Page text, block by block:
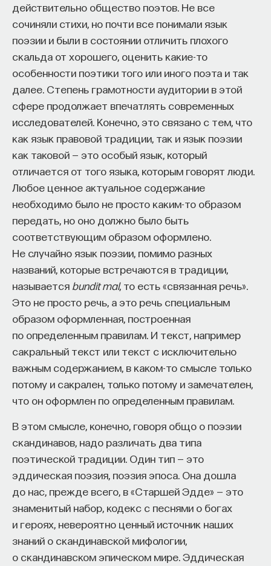
действительно общество поэтов. Не все
сочиняли стихи, но почти все понимали язык
поэзии и были в состоянии отличить плохого
скальда от хорошего, оценить какие-то
особенности поэтики того или иного поэта и так
далее. Степень грамотности аудитории в этой
сфере продолжает впечатлять современных
исследователей. Конечно, это связано с тем, что
как язык правовой традиции, так и язык поэзии
как таковой — это особый язык, который
отличается от того языка, которым говорят люди.
Любое ценное актуальное содержание
необходимо было не просто каким-то образом
передать, но оно должно было быть
соответствующим образом оформлено.
Не случайно язык поэзии, помимо разных
названий, которые встречаются в традиции,
называется bundit mal, то есть «связанная речь».
Это не просто речь, а это речь специальным
образом оформленная, построенная
по определенным правилам. И текст, например
сакральный текст или текст с исключительно
важным содержанием, в каком-то смысле только
потому и сакрален, только потому и замечателен,
что он оформлен по определенным правилам.
В этом смысле, конечно, говоря общо о поэзии
скандинавов, надо различать два типа
поэтической традиции. Один тип — это
эддическая поэзия, поэзия эпоса. Она дошла
до нас, прежде всего, в «Старшей Эдде» — это
знаменитый набор, кодекс с песнями о богах
и героях, невероятно ценный источник наших
знаний о скандинавской мифологии,
о скандинавском эпическом мире. Эддическая
и его команда обнаружили, что инновационные
индустрии испытывают кадровый голод,
особенно молодые deep tech и биотех компании.
Исследование аудитории ПостНауки
подтвердило масштаб: более60%слушателей
проекта имеют STEM-образование, при этом32%
заинтересованы в работе в инновационных
компаниях, но не знают, с чего начать.
Специалисты сталкиваются с тремя ключевыми
Недостаток информации о глобальных
индустриях и карьерных возможностях
мешает поиску подходящих ваканси; ​
Непрозрачные механизмы в инновационных
компаниях усложняют процесс
трудоустройства​;
Стереотипы не позволяют эффективно
конкурировать на международном рынке​.
Что такое Naukka Talents
Naukka Talents— это не просто рекрутинговый
сервис, а комплексная платформа поддержки
специалистов на пути к карьере в глобальных
преодолеть существующие барьеры через
обучение, карьерное сопровождение и прямые
связи с компаниями, заинтересованными
ввысококвалифицированныхкадрах.​
Сервис создан для всех, кто хочет найти свой
путь в инновационных индустриях:
Учёных, инженеров и исследователей
с опытом работы в научной сфере;